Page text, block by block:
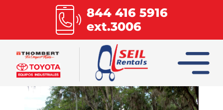
844 416 5916
ext.3006
INICIO